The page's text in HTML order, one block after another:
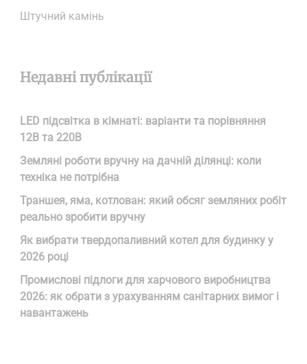
Штучний камінь
Недавні публікації
LED підсвітка в кімнаті: варіанти та порівняння
12В та 220В
Земляні роботи вручну на дачній ділянці: коли
техніка не потрібна
Траншея, яма, котлован: який обсяг земляних робіт
реально зробити вручну
Як вибрати твердопаливний котел для будинку у
2026 році
Промислові підлоги для харчового виробництва
2026: як обрати з урахуванням санітарних вимог і
навантажень